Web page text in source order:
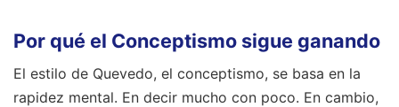
Por qué el Conceptismo sigue ganando
El estilo de Quevedo, el conceptismo, se basa en la
rapidez mental. En decir mucho con poco. En cambio,